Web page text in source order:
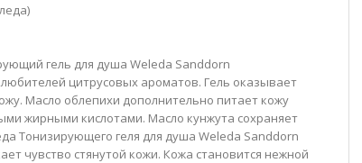
гель для душа Weleda Sanddorn
цитрусовых ароматов. Гель оказывает
Масло облепихи дополнительно питает кожу
жирными кислотами. Масло кунжута сохраняет
Тонизирующего геля для душа Weleda Sanddorn
чувство стянутой кожи. Кожа становится нежной